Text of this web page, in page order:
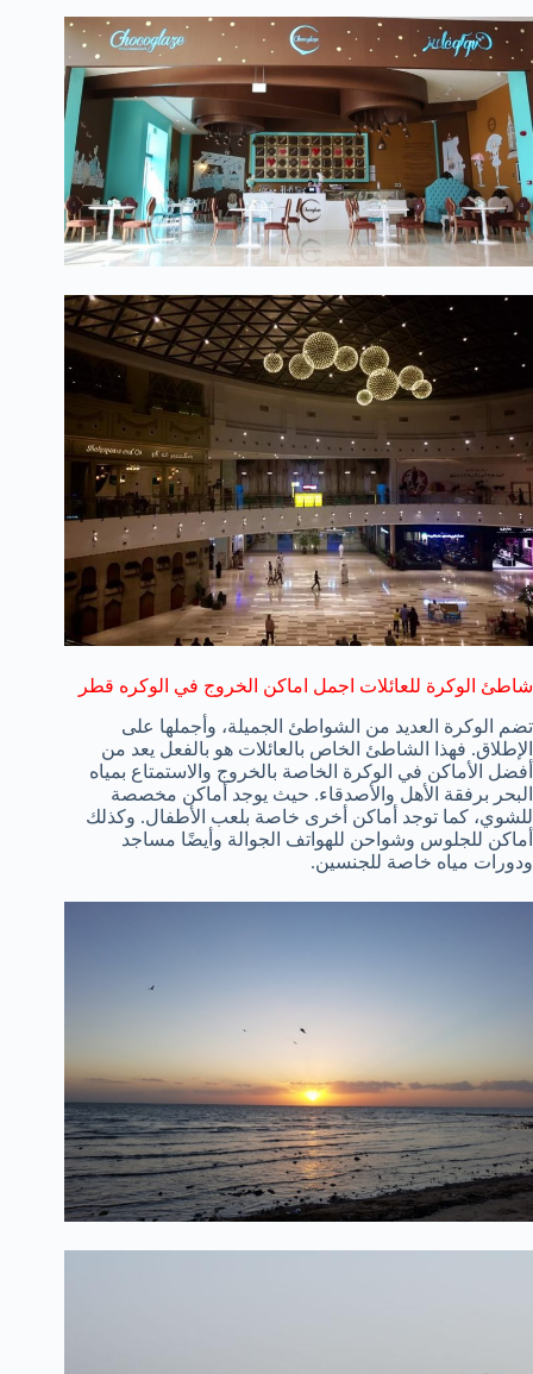
شاطئ الوكرة للعائلات اجمل اماكن الخروج في الوكره قطر
تضم الوكرة العديد من الشواطئ الجميلة، وأجملها على
الإطلاق. فهذا الشاطئ الخاص بالعائلات هو بالفعل يعد من
أفضل الأماكن في الوكرة الخاصة بالخروج والاستمتاع بمياه
البحر برفقة الأهل والأصدقاء. حيث يوجد أماكن مخصصة
للشوي، كما توجد أماكن أخرى خاصة بلعب الأطفال. وكذلك
أماكن للجلوس وشواحن للهواتف الجوالة وأيضًا مساجد
ودورات مياه خاصة للجنسين.